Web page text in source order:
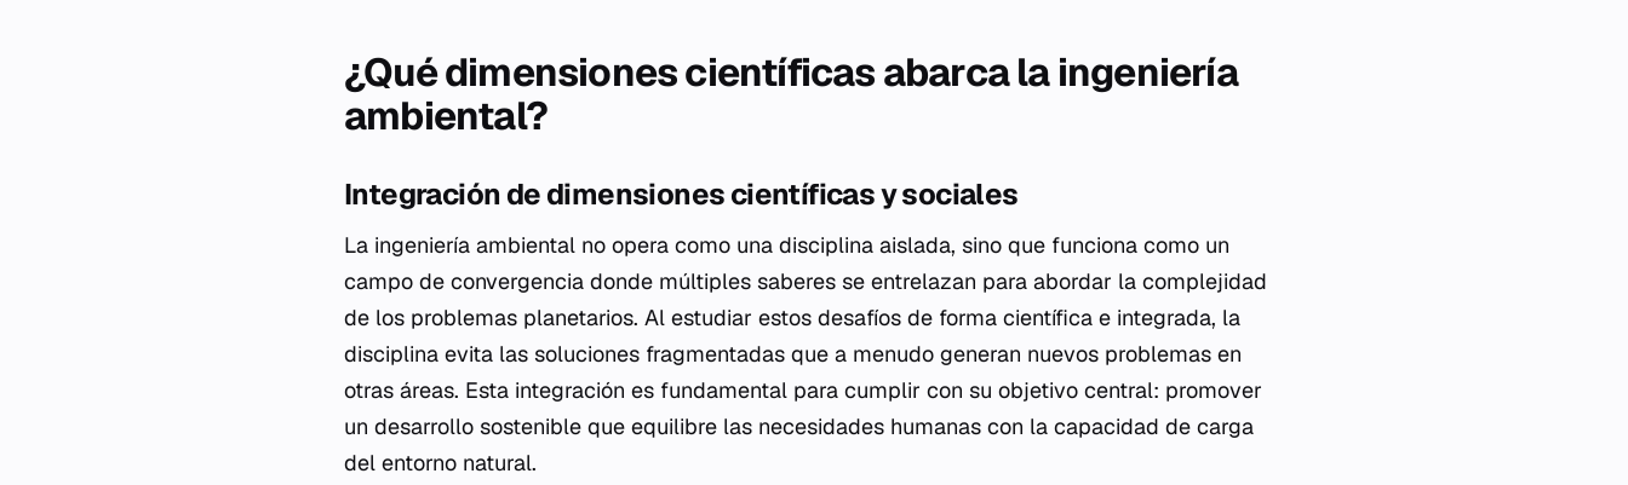
¿Qué dimensiones científicas abarca la ingeniería
ambiental?
Integración de dimensiones científicas y sociales
La ingeniería ambiental no opera como una disciplina aislada, sino que funciona como un
campo de convergencia donde múltiples saberes se entrelazan para abordar la complejidad
de los problemas planetarios. Al estudiar estos desafíos de forma científica e integrada, la
disciplina evita las soluciones fragmentadas que a menudo generan nuevos problemas en
otras áreas. Esta integración es fundamental para cumplir con su objetivo central: promover
un desarrollo sostenible que equilibre las necesidades humanas con la capacidad de carga
del entorno natural.